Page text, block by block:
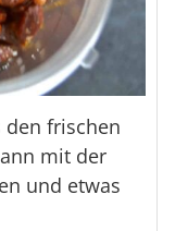
den frischen
mit der
und etwas